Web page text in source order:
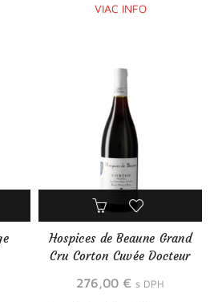
VIAC INFO
Hospices de Beaune Grand
Cru Corton Cuvée Docteur
276,00 € s DPH